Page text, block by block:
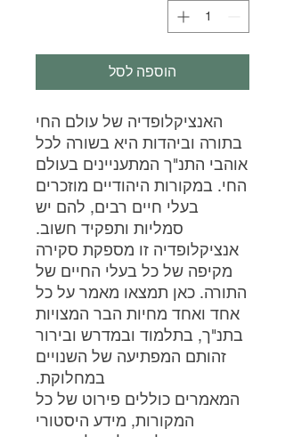
הוספה לסל
האנציקלופדיה של עולם החי
בתורה וביהדות היא בשורה לכל
אוהבי התנ"ך המתעניינים בעולם
החי. במקורות היהודיים מוזכרים
בעלי חיים רבים, להם יש
סמליות ותפקיד חשוב.
אנציקלופדיה זו מספקת סקירה
מקיפה של כל בעלי החיים של
התורה. כאן תמצאו מאמר על כל
אחד ואחד מחיות הבר המצויות
בתנ"ך, בתלמוד ובמדרש ובירור
זהותם המפתיעה של השנויים
במחלוקת.
המאמרים כוללים פירוט של כל
המקורות, מידע היסטורי